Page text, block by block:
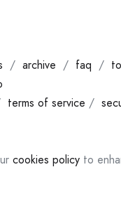
/ archive / faq /
terms of service /
cookies policy to